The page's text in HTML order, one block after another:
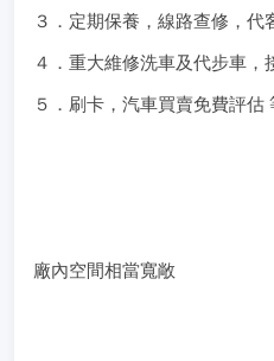
３．定期保養，線路查修，代
４．重大維修洗車及代步車，
５．刷卡，汽車買賣免費評估
廠內空間相當寬敞